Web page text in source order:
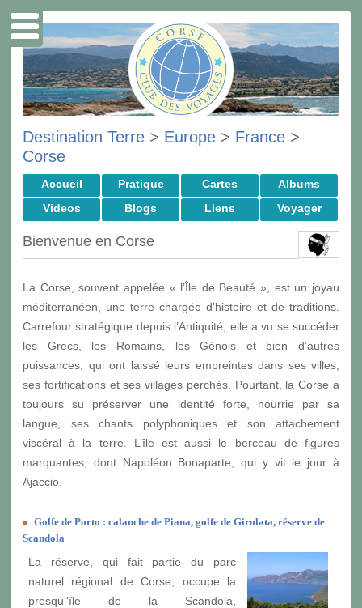
Destination Terre > Europe > France >
Corse
Accueil Pratique Cartes
Albums
Videos
Blogs Liens Voyager
Bienvenue en Corse
La Corse, souvent appelée « l’Île de Beauté », est un joyau
méditerranéen, une terre chargée d’histoire et de traditions.
Carrefour stratégique depuis l’Antiquité, elle a vu se succéder
les Grecs, les Romains, les Génois et bien d’autres
puissances, qui ont laissé leurs empreintes dans ses villes,
ses fortifications et ses villages perchés. Pourtant, la Corse a
toujours su préserver une identité forte, nourrie par sa
langue, ses chants polyphoniques et son attachement
viscéral à la terre. L’île est aussi le berceau de figures
marquantes, dont Napoléon Bonaparte, qui y vit le jour à
Ajaccio.
Golfe de Porto : calanche de Piana, golfe de Girolata, réserve de
Scandola
La réserve, qui fait partie du parc
naturel régional de Corse, occupe la
presqu''île de la Scandola,